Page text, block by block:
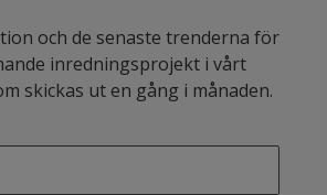
och de senaste trenderna för
inredningsprojekt i vårt
skickas ut en gång i månaden.